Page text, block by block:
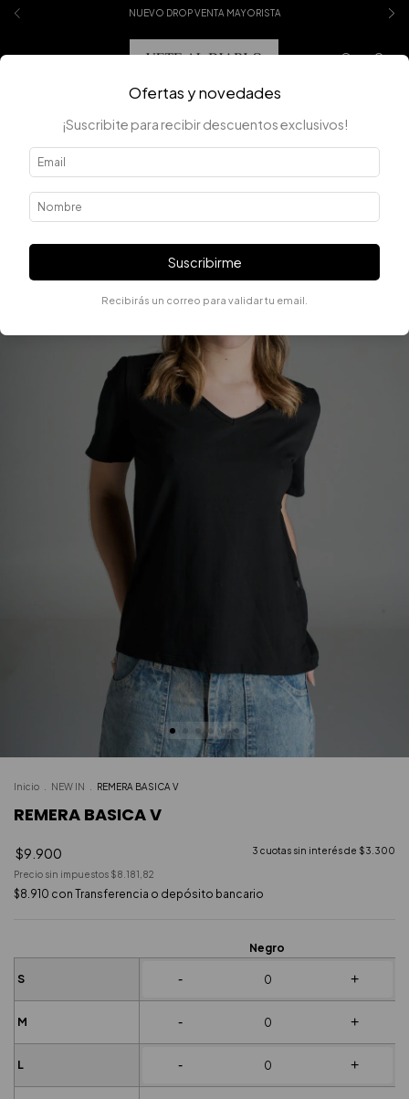
NUEVO DROP VENTA MAYORISTA
Inicio NEW IN REMERA BASICA V
REMERA BASICA V
$9.900 3 cuotas sin interés de $3.300
Precio sin impuestos $8.181,82
$8.910 con Transferencia o depósito bancario
Negro
S - +
M - +
L - +
Ofertas y novedades
¡Suscribite para recibir descuentos exclusivos!
Suscribirme
Recibirás un correo para validar tu email.